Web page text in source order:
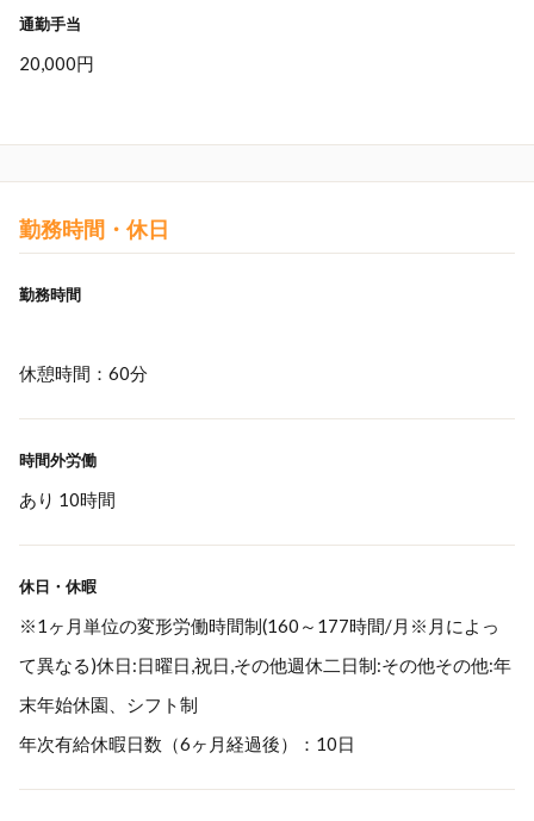
通勤手当
20,000円
勤務時間・休日
勤務時間
休憩時間：60分
時間外労働
あり 10時間
休日・休暇
※1ヶ月単位の変形労働時間制(160～177時間/月※月によっ
て異なる)休日:日曜日,祝日,その他週休二日制:その他その他:年
末年始休園、シフト制
年次有給休暇日数（6ヶ月経過後）：10日